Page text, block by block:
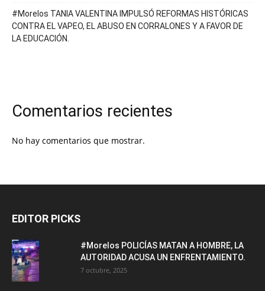
#Morelos TANIA VALENTINA IMPULSÓ REFORMAS HISTÓRICAS
CONTRA EL VAPEO, EL ABUSO EN CORRALONES Y A FAVOR DE
LA EDUCACIÓN.
Comentarios recientes
No hay comentarios que mostrar.
EDITOR PICKS
#Morelos POLICÍAS MATAN A HOMBRE, LA
AUTORIDAD ACUSA UN ENFRENTAMIENTO.
7 octubre, 2025